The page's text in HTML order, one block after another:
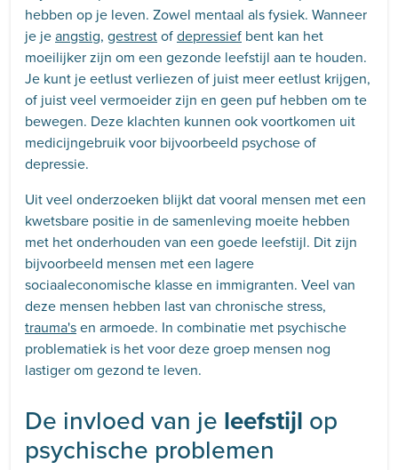
hebben op je leven. Zowel mentaal als fysiek. Wanneer
je jeangstig, gestrestofdepressief bent kan het
moeilijker zijn om een gezonde leefstijl aan te houden.
Je kunt je eetlust verliezen of juist meer eetlust krijgen,
of juist veel vermoeider zijn en geen puf hebben om te
bewegen. Deze klachten kunnen ook voortkomen uit
medicijngebruik voor bijvoorbeeld psychose of
depressie.
Uit veel onderzoeken blijkt dat vooral mensen met een
kwetsbare positie in de samenleving moeite hebben
met het onderhouden van een goede leefstijl. Dit zijn
bijvoorbeeld mensen met een lagere
sociaaleconomische klasse en immigranten. Veel van
deze mensen hebben last van chronische stress,
trauma'sen armoede. In combinatie met psychische
problematiek is het voor deze groep mensen nog
lastiger om gezond te leven.
De invloed van je leefstijl op
psychische problemen